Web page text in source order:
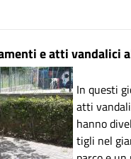
e atti vandalici
In questi
atti
hanno
tigli nel